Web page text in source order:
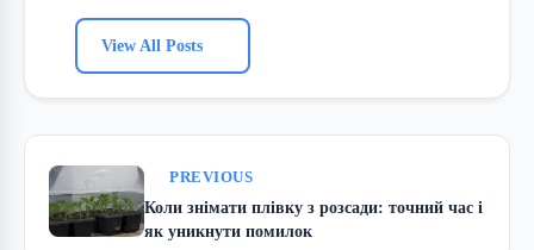
View All Posts
PREVIOUS
Коли знімати плівку з розсади: точний час і
як уникнути помилок